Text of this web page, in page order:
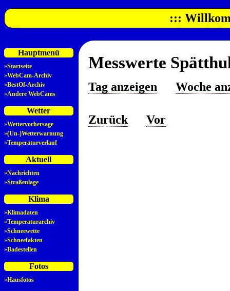
:::
Hauptmenü
»Startseite
»WebCam-Archiv
»BestOf-Archiv
»Andere WebCams
Wetter
»Wettervorhersage
»(Un-)Wetterwarnung
»Temperaturverlauf
Aktuell
»Nachrichten
»Straßenlage
Klima
»Klimadaten
»Temperaturarchiv
»Schneewette
»Schneefakten
»Badestellen
Fotos
»Hausfotos
Messwerte
Tag anzeigen Woche
Zurück Vor